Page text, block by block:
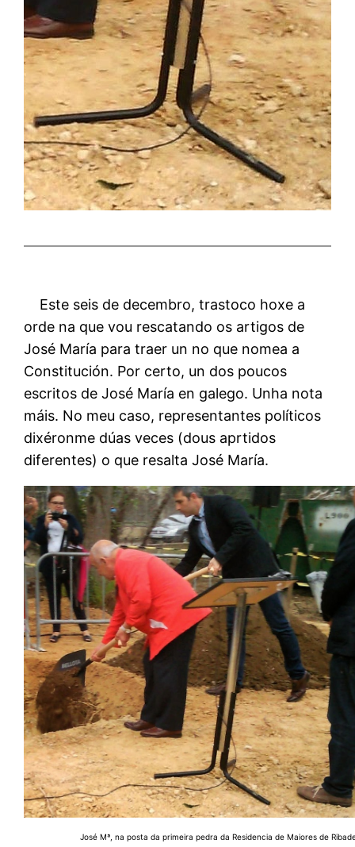
Este seis de decembro, trastoco hoxe a
orde na que vou rescatando os artigos de
José María para traer un no que nomea a
Constitución. Por certo, un dos poucos
escritos de José María en galego. Unha nota
máis. No meu caso, representantes políticos
dixéronme dúas veces (dous aprtidos
diferentes) o que resalta José María.
José Mª, na posta da primeira pedra da Residencia de Maiores de